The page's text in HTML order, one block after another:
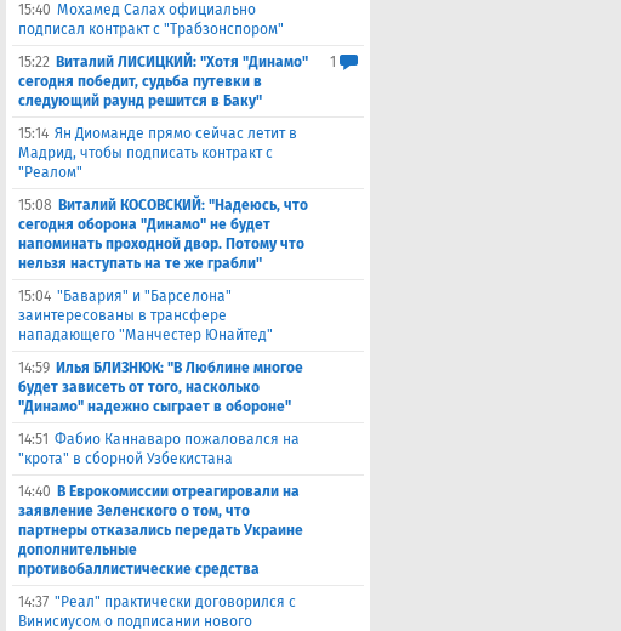
15:40 Мохамед Салах официально
подписал контракт с "Трабзонспором"
15:22 Виталий ЛИСИЦКИЙ: "Хотя "Динамо"
сегодня победит, судьба путевки в
следующий раунд решится в Баку"
1
15:14 Ян Диоманде прямо сейчас летит в
Мадрид, чтобы подписать контракт с
"Реалом"
15:08 Виталий КОСОВСКИЙ: "Надеюсь, что
сегодня оборона "Динамо" не будет
напоминать проходной двор. Потому что
нельзя наступать на те же грабли"
15:04 "Бавария" и "Барселона"
заинтересованы в трансфере
нападающего "Манчестер Юнайтед"
14:59 Илья БЛИЗНЮК: "В Люблине многое
будет зависеть от того, насколько
"Динамо" надежно сыграет в обороне"
14:51 Фабио Каннаваро пожаловался на
"крота" в сборной Узбекистана
14:40 В Еврокомиссии отреагировали на
заявление Зеленского о том, что
партнеры отказались передать Украине
дополнительные
противобаллистические средства
14:37 "Реал" практически договорился с
Винисиусом о подписании нового